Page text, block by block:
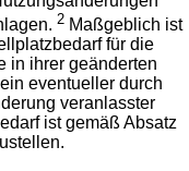
2 Maßgeblich ist
für die
in ihrer geänderten
eventueller durch
veranlasster
ist gemäß Absatz